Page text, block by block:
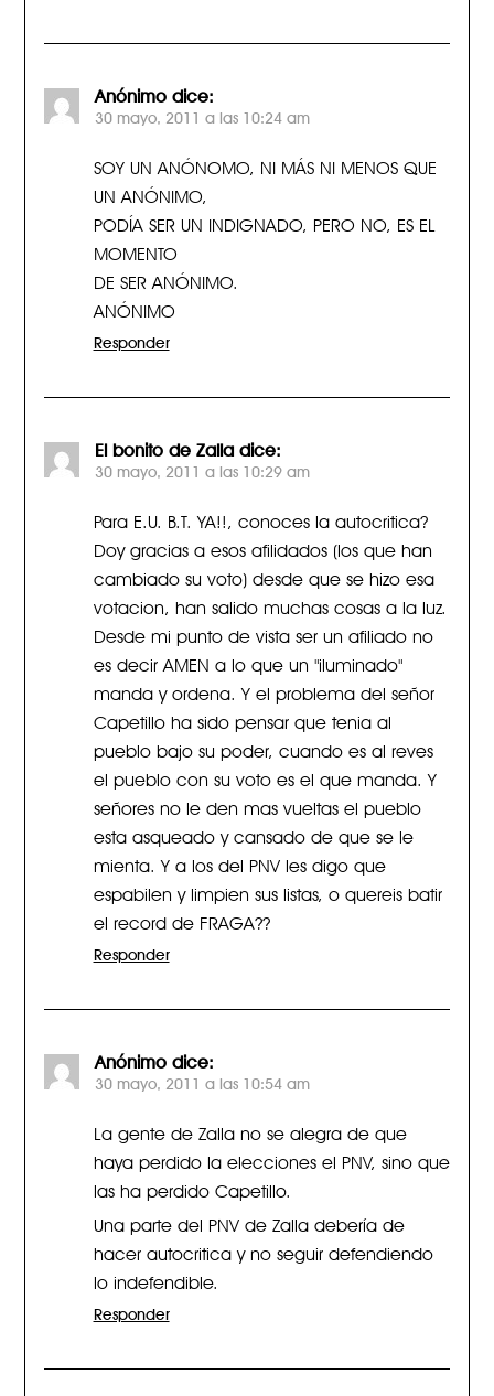
Anónimo dice:
30 mayo, 2011 a las 10:24 am
SOY UN ANÓNOMO, NI MÁS NI MENOS QUE
UN ANÓNIMO,
PODÍA SER UN INDIGNADO, PERO NO, ES EL
MOMENTO
DE SER ANÓNIMO.
ANÓNIMO
Responder
El bonito de Zalla dice:
30 mayo, 2011 a las 10:29 am
Para E.U. B.T. YA!!, conoces la autocritica?
Doy gracias a esos afilidados (los que han
cambiado su voto) desde que se hizo esa
votacion, han salido muchas cosas a la luz.
Desde mi punto de vista ser un afiliado no
es decir AMEN a lo que un "iluminado"
manda y ordena. Y el problema del señor
Capetillo ha sido pensar que tenia al
pueblo bajo su poder, cuando es al reves
el pueblo con su voto es el que manda. Y
señores no le den mas vueltas el pueblo
esta asqueado y cansado de que se le
mienta. Y a los del PNV les digo que
espabilen y limpien sus listas, o quereis batir
el record de FRAGA??
Responder
Anónimo dice:
30 mayo, 2011 a las 10:54 am
La gente de Zalla no se alegra de que
haya perdido la elecciones el PNV, sino que
las ha perdido Capetillo.
Una parte del PNV de Zalla debería de
hacer autocritica y no seguir defendiendo
lo indefendible.
Responder